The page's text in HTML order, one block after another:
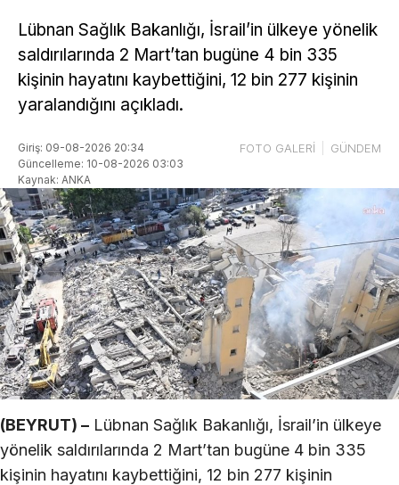
Lübnan Sağlık Bakanlığı, İsrail’in ülkeye yönelik
saldırılarında 2 Mart’tan bugüne 4 bin 335
kişinin hayatını kaybettiğini, 12 bin 277 kişinin
yaralandığını açıkladı.
Giriş: 09-08-2026 20:34
Güncelleme: 10-08-2026 03:03
Kaynak: ANKA
FOTO GALERİ GÜNDEM
(BEYRUT) – Lübnan Sağlık Bakanlığı, İsrail’in ülkeye
yönelik saldırılarında 2 Mart’tan bugüne 4 bin 335
kişinin hayatını kaybettiğini, 12 bin 277 kişinin